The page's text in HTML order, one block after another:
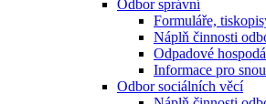
Odbor správní
Formuláře,
Náplň činnosti
Odpadové
Informace pro
Odbor sociálních věcí